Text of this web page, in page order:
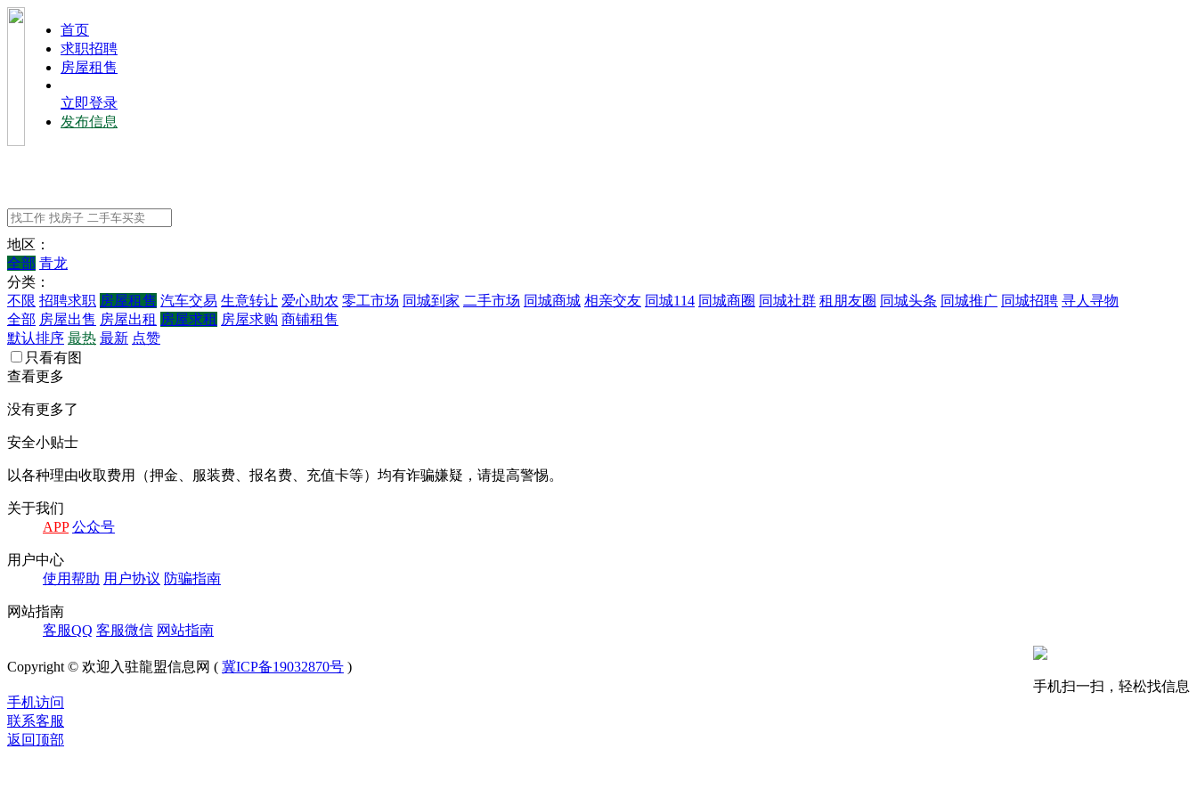
⾸⻚
求职招聘
房屋租售
立即登录
发布信息
地区：
全部 青龙
分类：
不限 招聘求职 房屋租售 汽车交易 生意转让 爱心助农 零工市场 同城到家 二手市场 同城商城 相亲交友 同城114 同城商圈 同城社群 租朋友圈 同城头条 同城推广 同城招聘 寻人寻物
全部 房屋出售 房屋出租 房屋求租 房屋求购 商铺租售
默认排序 最热 最新 点赞
只看有图
查看更多
没有更多了
安全小贴士
以各种理由收取费⽤（押⾦、服装费、报名费、充值卡等）均有诈骗嫌疑，请提⾼警惕。
关于我们
APP 公众号
⽤户中⼼
使⽤帮助 ⽤户协议 防骗指南
⽹站指南
客服QQ 客服微信 ⽹站指南
手机扫一扫，轻松找信息
Copyright © 欢迎入驻龍盟信息网 ( 冀ICP备19032870号 )
手机访问
联系客服
返回顶部